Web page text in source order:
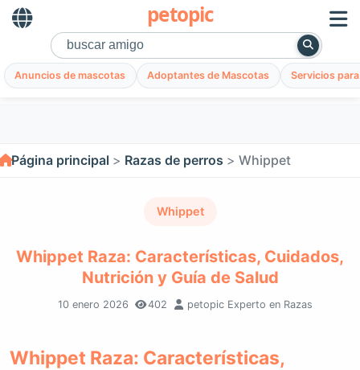
petopic
Anuncios de mascotas Adoptantes de Mascotas Servicios
Página principal Razas de perros Whippet
Whippet
Whippet Raza: Características, Cuidados,
Nutrición y Guía de Salud
10 enero 2026 402 petopic Experto en Razas
Whippet Raza: Características,